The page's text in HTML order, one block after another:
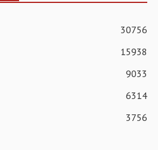
30756
15938
9033
6314
3756